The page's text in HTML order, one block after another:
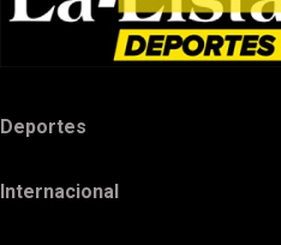
Deportes
Internacional